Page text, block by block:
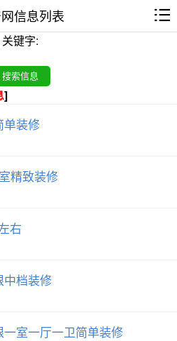
信息列表
关键字:
]
单装修
精致装修
右
中档装修
室一厅一卫简单装修